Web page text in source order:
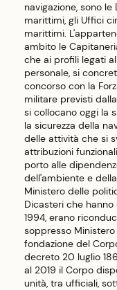
navigazione, sono
marittimi, gli Uffici
marittimi.
ambito le
che ai profili legati
personale, si
concorso con la
militare previsti
si collocano oggi la
la sicurezza della
delle attività che si
attribuzioni
porto alle
dell'ambiente e
Ministero delle
Dicasteri che
1994, erano
soppresso
fondazione del
decreto 20 luglio
al 2019 il Corpo
unità, tra ufficiali,